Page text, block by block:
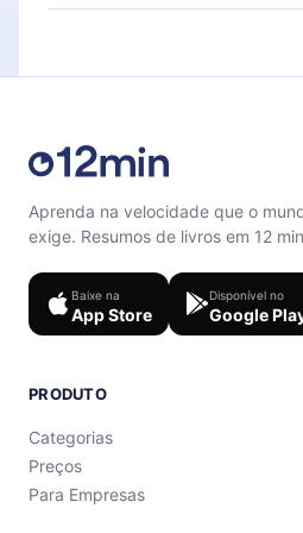
Sinta-se livre para entrar em
Aprenda na velocidade que o
exige. Resumos de livros em 12
Baixe na
App Store
Disponível no
Google
PRODUTO
Categorias
Preços
Para Empresas